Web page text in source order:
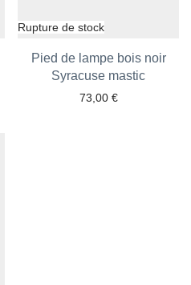
Pied de lampe bois noir
Syracuse mastic
73,00 €
Ajouter aux favoris